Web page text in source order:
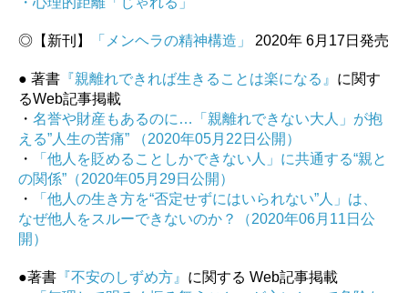
◎【新刊】 「メンヘラの精神構造」 2020年 6月17日発売
● 著書 『親離れできれば生きることは楽になる』 に関す
るWeb記事掲載
・ 名誉や財産もあるのに…「親離れできない大人」が抱
える”人生の苦痛” （2020年05月22日公開）
・
「他人を貶めることしかできない人」に共通する“親と
の関係”（2020年05月29日公開）
・
「他人の生き方を“否定せずにはいられない”人」は、
なぜ他人をスルーできないのか？（2020年06月11日公
開）
●著書 『不安のしずめ方』 に関する Web記事掲載